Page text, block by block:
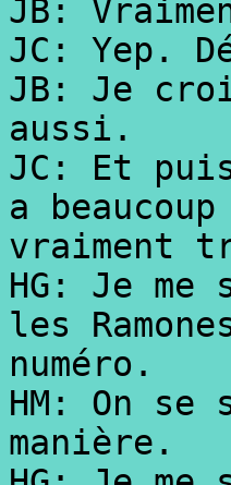
JB:
JC: Yep.
JB: Je
aussi.
JC: Et
a
vraiment
HG: Je
les
numéro.
HM: On
manière.